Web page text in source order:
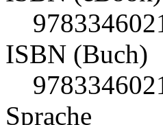
ISBN (Buch)
Sprache